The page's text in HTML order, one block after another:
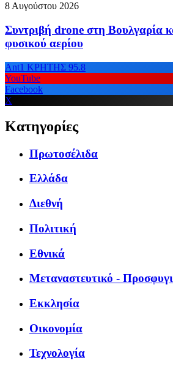
8 Αυγούστου 2026
Συντριβή drone στη Βουλγαρία
φυσικού αερίου
Ant1 ΚΡΗΤΗΣ 95.8
YouTube
Facebook
X
Κατηγορίες
Πρωτοσέλιδα
Ελλάδα
Διεθνή
Πολιτική
Εθνικά
Μεταναστευτικό -
Εκκλησία
Οικονομία
Τεχνολογία